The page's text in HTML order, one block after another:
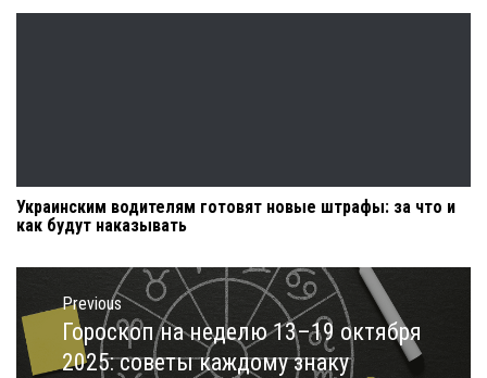
Украинским водителям готовят новые штрафы: за что и
как будут наказывать
Навигация
по
записям
Previous
Previous
post:
Гороскоп на неделю 13–19 октября
2025: советы каждому знаку